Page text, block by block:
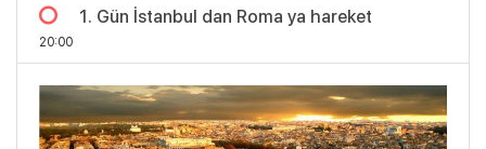
1. Gün İstanbul dan Roma ya hareket
20:00